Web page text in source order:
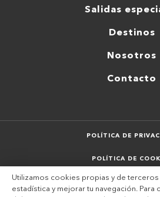
Salidas
Destinos
Nosotros
Contacto
POLÍTICA DE
POLÍTICA DE
AVISO LEGAL
Utilizamos cookies propias y de terceros
estadística y mejorar tu navegación. Para